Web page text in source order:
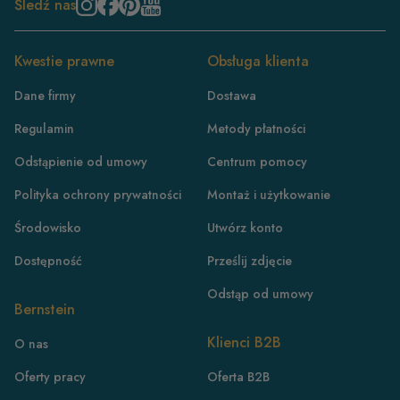
Śledź nas
Kwestie prawne
Dane firmy
Regulamin
Odstąpienie od umowy
Polityka ochrony prywatności
Środowisko
Dostępność
Bernstein
O nas
Oferty pracy
Obsługa klienta
Dostawa
Metody płatności
Centrum pomocy
Montaż i użytkowanie
Utwórz konto
Prześlij zdjęcie
Odstąp od umowy
Klienci B2B
Oferta B2B
DE
FR